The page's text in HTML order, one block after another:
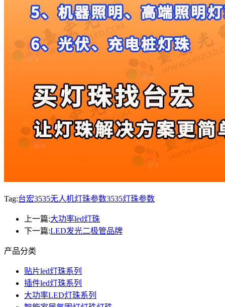
Tag:台宏3535无人机灯珠参数3535灯珠参数
上一篇:大功率led灯珠
下一篇:LED发光二极管品牌
产品分类
贴片led灯珠系列
插件led灯珠系列
大功率LED灯珠系列